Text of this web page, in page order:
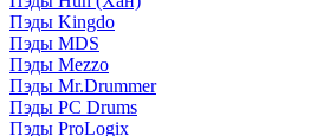
Пэды Kingdo
Пэды MDS
Пэды Mezzo
Пэды Mr.Drummer
Пэды PC Drums
Пэды ProLogix